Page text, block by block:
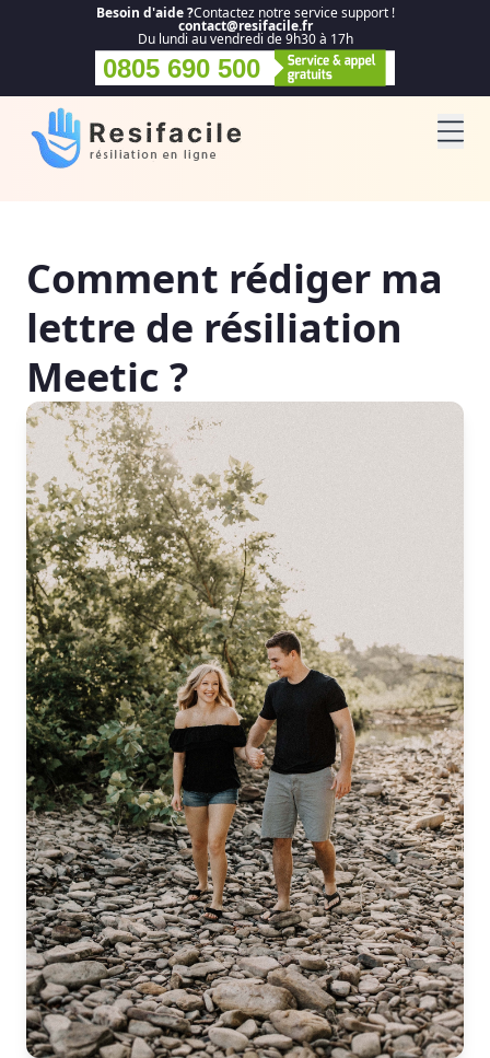
Besoin d'aide ?Contactez notre service support !
contact@resifacile.fr
Du lundi au vendredi de 9h30 à 17h
0805 690 500
Comment rédiger ma
lettre de résiliation
Meetic ?